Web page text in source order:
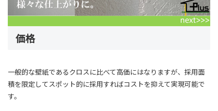
価格
一般的な壁紙であるクロスに比べて高価にはなりますが、採用面
積を限定してスポット的に採用すればコストを抑えて実現可能で
す。